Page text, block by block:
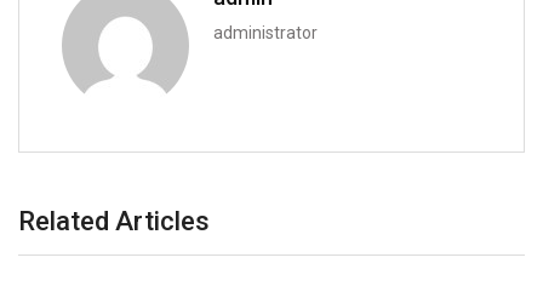
administrator
Related Articles